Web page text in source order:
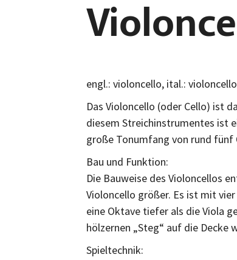
engl.: violoncello, ital.:
Das Violoncello (oder Cello) ist
diesem Streichinstrumentes ist
große Tonumfang von rund fünf
Bau und Funktion:
Die Bauweise des Violoncellos
Violoncello größer. Es ist mit
eine Oktave tiefer als die Viola
hölzernen „Steg“ auf die Decke
Spieltechnik: